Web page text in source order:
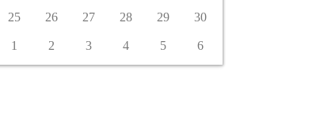
25 26 27 28 29 30
1 2 3 4 5 6